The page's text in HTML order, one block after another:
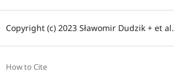
Copyright (c) 2023 Sławomir Dudzik + et al.
How to Cite